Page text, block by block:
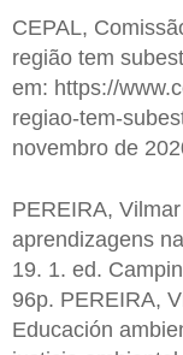
CEPAL,
região tem
em: https://
regiao-tem-
novembro de
PEREIRA,
aprendizagens
19. 1. ed.
96p. PEREIRA,
Educación